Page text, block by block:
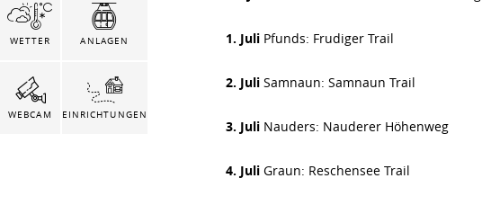
WETTER ANLAGEN
WEBCAM EINRICHTUNGEN
1. Juli Pfunds: Frudiger Trail
2. Juli Samnaun: Samnaun Trail
3. Juli Nauders: Nauderer Höhenweg
4. Juli Graun: Reschensee Trail